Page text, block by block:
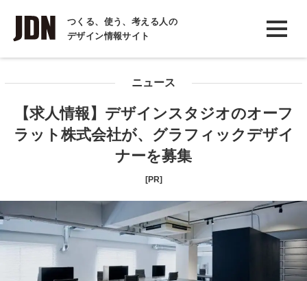
つくる、使う、考える人の
デザイン情報サイト
INTERVIEW
インタビュー
COLUMN
ニュース
【求人情報】デザインスタジオのオーフ
ラット株式会社が、グラフィックデザイ
ナーを募集
[PR]